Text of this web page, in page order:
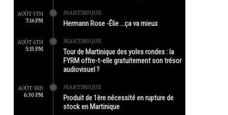
AOÛT 5TH
7:16 PM
MARTINIQUE
Hermann Rose -Élie …ça va mieux
AOÛT 4TH
5:15 PM
MARTINIQUE
Tour de Martinique des yoles rondes : la
FYRM offre-t-elle gratuitement son trésor
audiovisuel ?
AOÛT 3RD
6:30 PM
MARTINIQUE
Produit de 1ère nécessité en rupture de
stock en Martinique